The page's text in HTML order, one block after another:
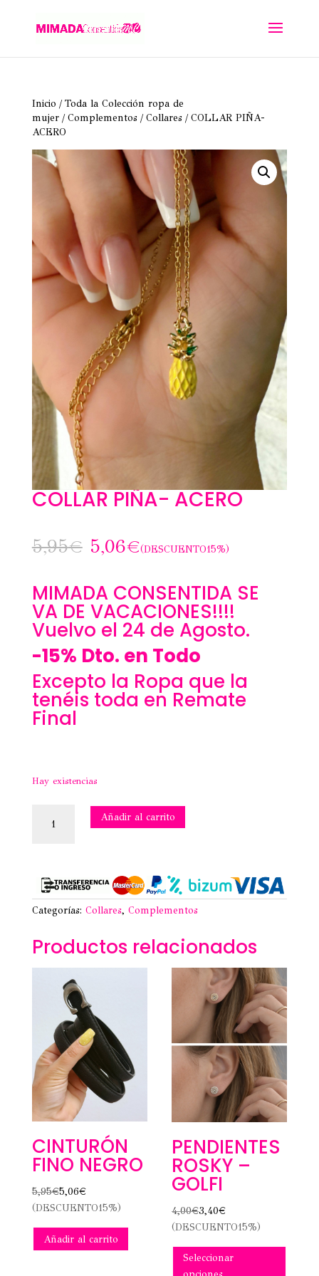
Inicio /Toda la Colección ropa de
mujer/Complementos /Collares / COLLAR PIÑA-
ACERO
COLLAR PIÑA- ACERO
5,95€ 5,06€(DESCUENTO15%)
MIMADA CONSENTIDA SE
VA DE VACACIONES!!!!
Vuelvo el 24 de Agosto.
-15% Dto. en Todo
Excepto la Ropa que la
tenéis toda en Remate
Final
Hay existencias
PIÑA-
Añadir al carrito
Categorías: Collares, Complementos
Productos relacionados
CINTURÓN
FINO NEGRO
5,95€5,06€
(DESCUENTO15%)
Añadir al carrito
PENDIENTES
ROSKY –
GOLFI
4,00€3,40€
(DESCUENTO15%)
Seleccionar